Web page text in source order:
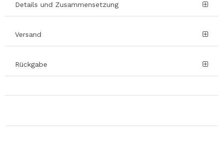
Details und Zusammensetzung
Versand
Rückgabe